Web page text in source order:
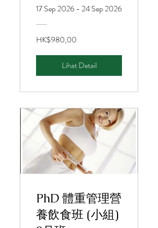
17 Sep 2026 - 24 Sep 2026
HK$980,00
Lihat Detail
PhD 體重管理營
養飲食班 (小組)